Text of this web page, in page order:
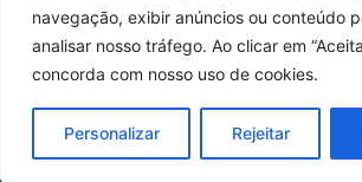
navegação, exibir anúncios ou conteúdo
analisar nosso tráfego. Ao clicar em
concorda com nosso uso de cookies.
Personalizar Rejeitar
Catálogo
Oficina